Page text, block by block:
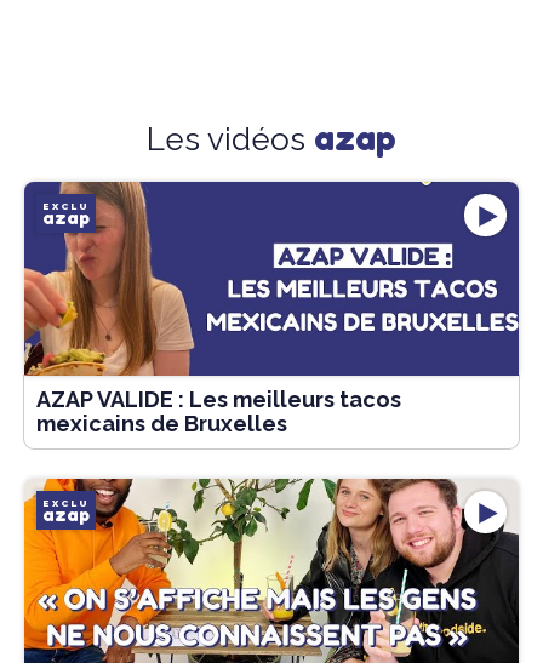
Les vidéos azap
EXCLU
azap
AZAP VALIDE : Les meilleurs tacos
mexicains de Bruxelles
EXCLU
azap